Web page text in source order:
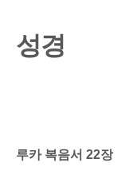
성경
루카 복음서 22장